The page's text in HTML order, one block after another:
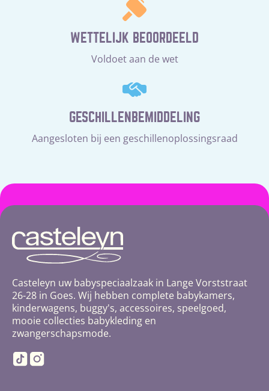
WETTELIJK BEOORDEELD
Voldoet aan de wet
GESCHILLENBEMIDDELING
Aangesloten bij een geschillenoplossingsraad
Casteleyn uw babyspeciaalzaak in Lange Vorststraat
26-28 in Goes. Wij hebben complete babykamers,
kinderwagens, buggy's, accessoires, speelgoed,
mooie collecties babykleding en
zwangerschapsmode.
TikTokInstagram